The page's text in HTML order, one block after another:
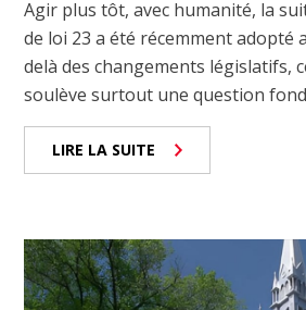
Agir plus tôt, avec humanité, la
de loi 23 a été récemment adopté
delà des changements législatifs,
soulève surtout une question
LIRE LA SUITE